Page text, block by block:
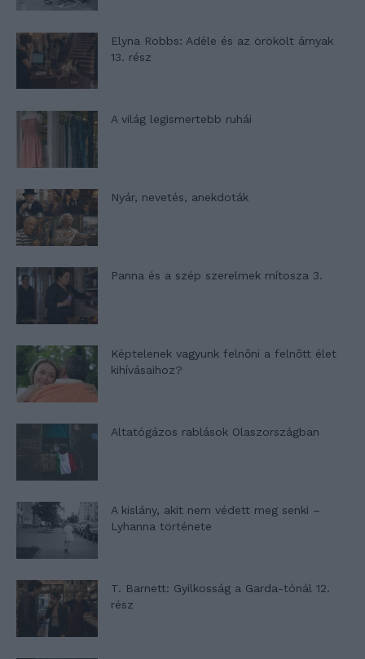
Elyna Robbs: Adéle és az örökölt árnyak
13. rész
A világ legismertebb ruhái
Nyár, nevetés, anekdoták
Panna és a szép szerelmek mítosza 3.
Képtelenek vagyunk felnőni a felnőtt élet
kihívásaihoz?
Altatógázos rablások Olaszországban
A kislány, akit nem védett meg senki –
Lyhanna története
T. Barnett: Gyilkosság a Garda-tónál 12.
rész